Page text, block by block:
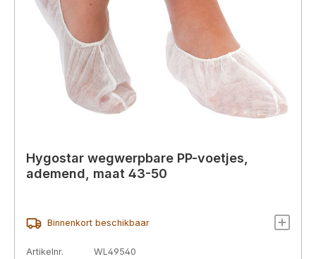
Hygostar wegwerpbare PP-voetjes,
ademend, maat 43-50
Binnenkort beschikbaar
Artikelnr.
WL49540